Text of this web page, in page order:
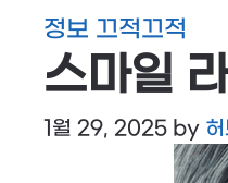
정보 끄적끄적
스마일
1월 29, 2025 by